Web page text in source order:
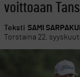
voittoaan
Teksti SAMI
Torstaina 22.